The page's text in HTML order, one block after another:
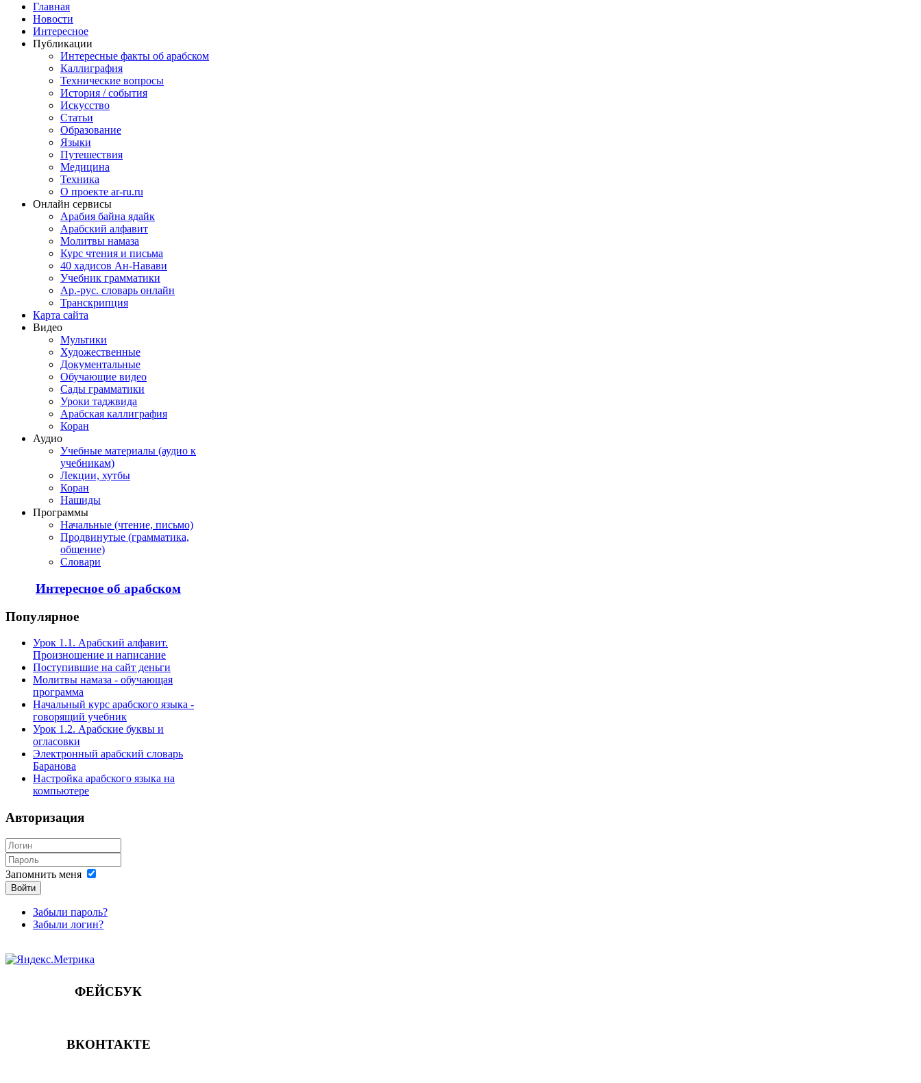
Главная
Новости
Интересное
Публикации
Интересные факты об арабском
Каллиграфия
Технические вопросы
История / события
Искусство
Статьи
Образование
Языки
Путешествия
Медицина
Техника
О проекте ar-ru.ru
Онлайн сервисы
Арабия байна ядайк
Арабский алфавит
Молитвы намаза
Курс чтения и письма
40 хадисов Ан-Навави
Учебник грамматики
Ар.-рус. словарь онлайн
Транскрипция
Карта сайта
Видео
Мультики
Художественные
Документальные
Обучающие видео
Сады грамматики
Уроки таджвида
Арабская каллиграфия
Коран
Аудио
Учебные материалы (аудио к
учебникам)
Лекции, хутбы
Коран
Нашиды
Программы
Начальные (чтение, письмо)
Продвинутые (грамматика,
общение)
Словари
Интересное об арабском
Популярное
Урок 1.1. Арабский алфавит.
Произношение и написание
Поступившие на сайт деньги
Молитвы намаза - обучающая
программа
Начальный курс арабского языка -
говорящий учебник
Урок 1.2. Арабские буквы и
огласовки
Электронный арабский словарь
Баранова
Настройка арабского языка на
компьютере
Авторизация
Запомнить меня
Войти
Забыли пароль?
Забыли логин?
ФЕЙСБУК
ВКОНТАКТЕ